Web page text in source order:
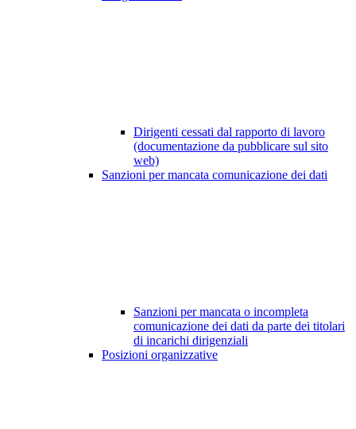
Dirigenti cessati dal rapporto di lavoro
(documentazione da pubblicare sul sito
web)
Sanzioni per mancata comunicazione dei dati
Sanzioni per mancata o incompleta
comunicazione dei dati da parte dei titolari
di incarichi dirigenziali
Posizioni organizzative